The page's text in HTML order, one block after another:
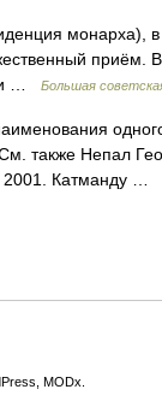
монарха), в
приём.
и …
Большая
также Непал
2001. Катманду …
MODx.